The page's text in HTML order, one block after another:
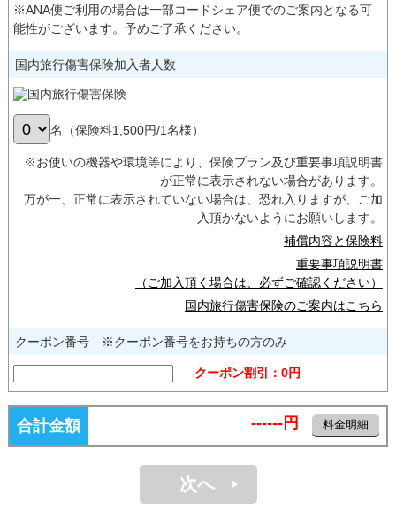
※ANA便ご利用の場合は一部コードシェア便でのご案内となる可
能性がございます。予めご了承ください。
国内旅行傷害保険加入者人数
名（保険料1,500円/1名様）
※お使いの機器や環境等により、保険プラン及び重要事項説明書
が正常に表示されない場合があります。
万が一、正常に表示されていない場合は、恐れ入りますが、ご加
入頂かないようにお願いします。
補償内容と保険料
重要事項説明書
（ご加入頂く場合は、必ずご確認ください）
国内旅行傷害保険のご案内はこちら
クーポン番号 ※クーポン番号をお持ちの方のみ
クーポン割引： 0円
合計金額 ------円 料金明細
次へ